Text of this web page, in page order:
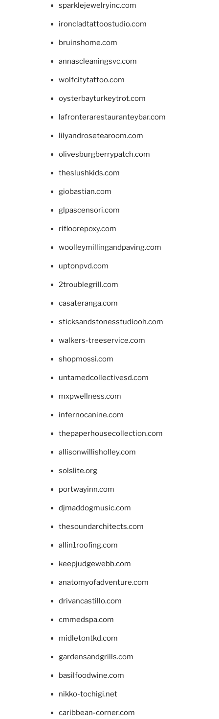
sparklejewelryinc.com
ironcladtattoostudio.com
bruinshome.com
annascleaningsvc.com
wolfcitytattoo.com
oysterbayturkeytrot.com
lafronterarestauranteybar.com
lilyandrosetearoom.com
olivesburgberrypatch.com
theslushkids.com
giobastian.com
glpascensori.com
rifloorepoxy.com
woolleymillingandpaving.com
uptonpvd.com
2troublegrill.com
casateranga.com
sticksandstonesstudiooh.com
walkers-treeservice.com
shopmossi.com
untamedcollectivesd.com
mxpwellness.com
infernocanine.com
thepaperhousecollection.com
allisonwillisholley.com
solslite.org
portwayinn.com
djmaddogmusic.com
thesoundarchitects.com
allin1roofing.com
keepjudgewebb.com
anatomyofadventure.com
drivancastillo.com
cmmedspa.com
midletontkd.com
gardensandgrills.com
basilfoodwine.com
nikko-tochigi.net
caribbean-corner.com